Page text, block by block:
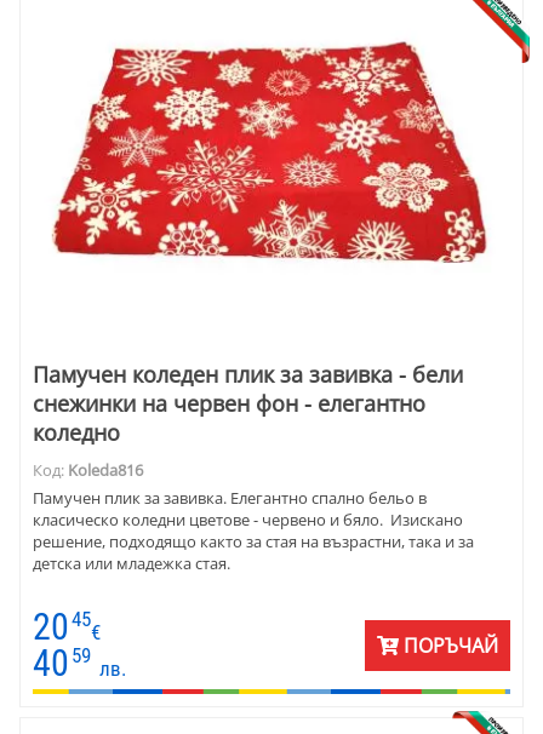
Памучен коледен плик за завивка - бели
снежинки на червен фон - елегантно
коледно
Код: Koleda816
Памучен плик за завивка. Елегантно спално бельо в
класическо коледни цветове - червено и бяло. Изискано
решение, подходящо както за стая на възрастни, така и за
детска или младежка стая.
2045
€
40 59
лв.
ПОРЪЧАЙ